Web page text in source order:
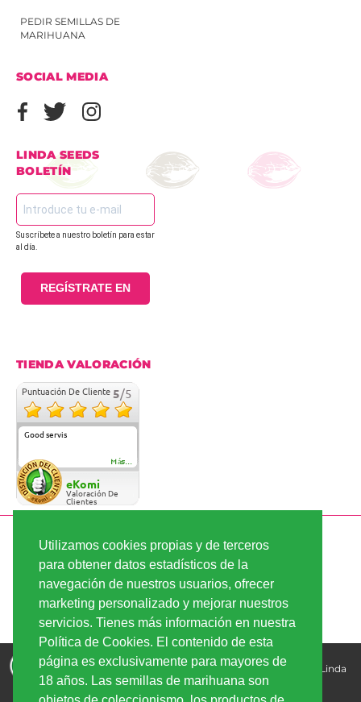
Utilizamos cookies propias y de terceros
para obtener datos estadísticos de la
navegación de nuestros usuarios, ofrecer
marketing personalizado y mejorar nuestros
servicios. Tienes más información en nuestra
Política de Cookies. El contenido de esta
página es exclusivamente para mayores de
18 años. Las semillas de marihuana son
PEDIR SEMILLAS DE
MARIHUANA
SOCIAL MEDIA
LINDA SEEDS
BOLETÍN
Suscríbete a nuestro boletín para estar
al día.
REGÍSTRATE EN
TIENDA VALORACIÓN
Puntuación De Cliente 5/5
Good servis
Más...
eKomi
Valoración De
Clientes
PAGO SEGURO
ENVÍO RÁPIDO
Comprar semillas de marihuana - la mejor calidad, los
mejores precios | Copyright © 2026 Linda-Seeds.com | Linda
Semilla